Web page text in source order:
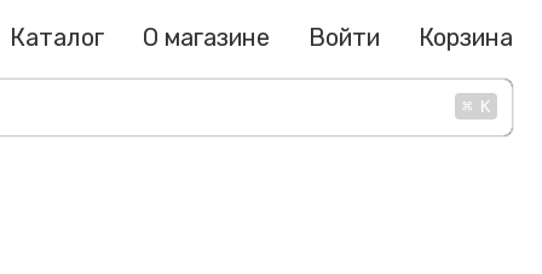
Каталог О магазине Войти Корзина
⌘ K